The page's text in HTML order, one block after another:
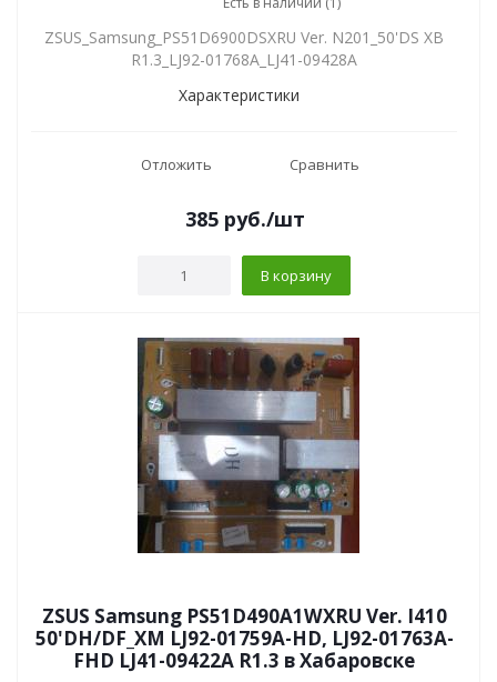
ZSUS_Samsung_PS51D6900DSXRU Ver. N201_50'DS XB
R1.3_LJ92-01768A_LJ41-09428A
Характеристики
Отложить Сравнить
385руб./шт
В корзину
ZSUS Samsung PS51D490A1WXRU Ver. I410
50'DH/DF_XM LJ92-01759A-HD, LJ92-01763A-
FHD LJ41-09422A R1.3 в Хабаровске